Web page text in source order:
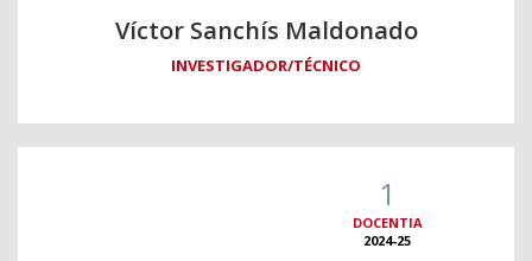
Víctor Sanchís Maldonado
INVESTIGADOR/TÉCNICO
1
DOCENTIA
2024-25